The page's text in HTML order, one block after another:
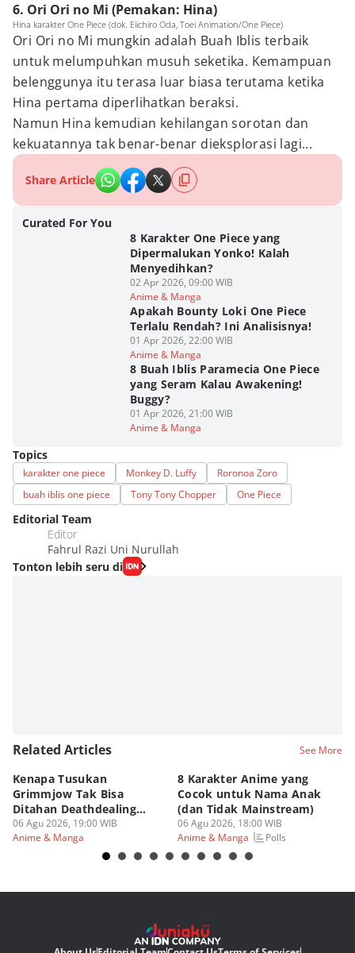
6. Ori Ori no Mi (Pemakan: Hina)
Hina karakter One Piece (dok. Eiichiro Oda, Toei Animation/One Piece)
Ori Ori no Mi mungkin adalah Buah Iblis terbaik
untuk melumpuhkan musuh seketika. Kemampuan
belenggunya itu terasa luar biasa terutama ketika
Hina pertama diperlihatkan beraksi.
Namun Hina kemudian kehilangan sorotan dan
kekuatannya tak benar-benar dieksplorasi lagi...
Share Article
Curated For You
8 Karakter One Piece yang
Dipermalukan Yonko! Kalah
Menyedihkan?
02 Apr 2026, 09:00 WIB
Anime & Manga
Apakah Bounty Loki One Piece
Terlalu Rendah? Ini Analisisnya!
01 Apr 2026, 22:00 WIB
Anime & Manga
8 Buah Iblis Paramecia One Piece
yang Seram Kalau Awakening!
Buggy?
01 Apr 2026, 21:00 WIB
Anime & Manga
Topics
karakter one piece Monkey D. Luffy
Roronoa Zoro
buah iblis one piece
Tony Tony Chopper One Piece
Editorial Team
Editor
Fahrul Razi Uni Nurullah
Tonton lebih seru di
Related Articles See More
Kenapa Tusukan
Grimmjow Tak Bisa
Ditahan Deathdealing
Askin Bleach?
06 Agu 2026, 19:00 WIB
Anime & Manga
8 Karakter Anime yang
Cocok untuk Nama Anak
(dan Tidak Mainstream)
06 Agu 2026, 18:00 WIB
Anime & Manga
Polls